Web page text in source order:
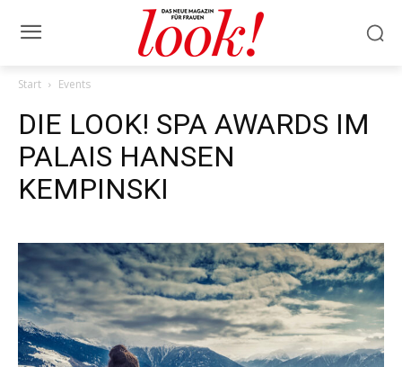
Start Events
DIE LOOK! SPA AWARDS IM
PALAIS HANSEN
KEMPINSKI